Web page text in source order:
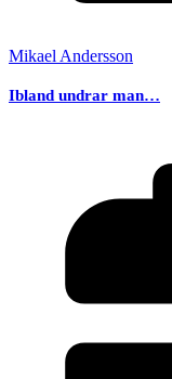
Mikael Andersson
Ibland undrar man…